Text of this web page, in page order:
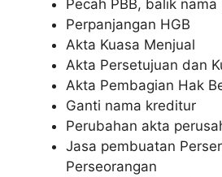
Pecah PBB, balik nama
Perpanjangan HGB
Akta Kuasa Menjual
Akta Persetujuan dan
Akta Pembagian Hak
Ganti nama kreditur
Perubahan akta
Jasa pembuatan
Perseorangan